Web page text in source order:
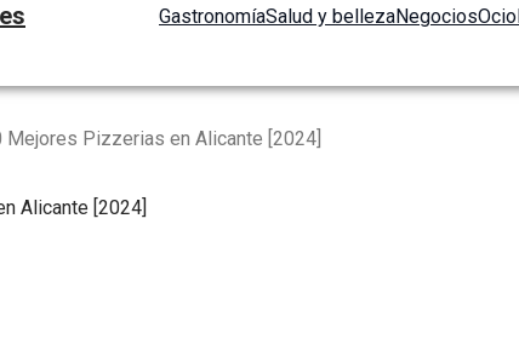
GastronomíaSalud y bellezaNegociosOcio
Mejores Pizzerias en Alicante [2024]